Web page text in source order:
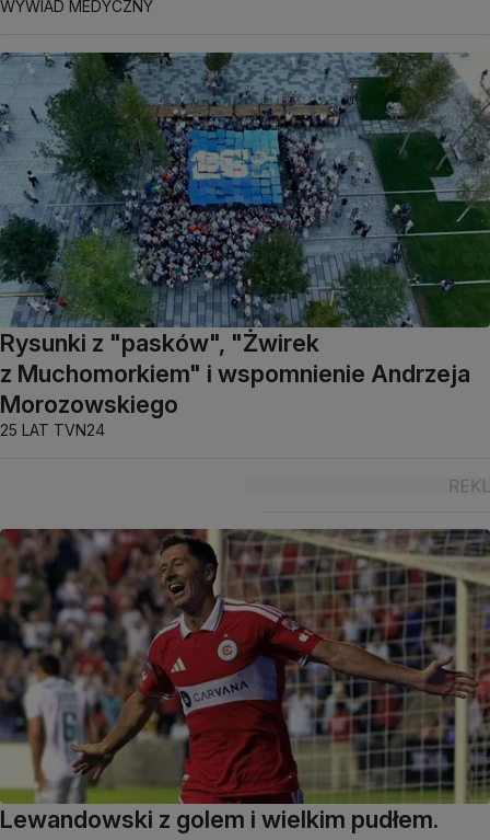
WYWIAD MEDYCZNY
Rysunki z "pasków", "Żwirek
z Muchomorkiem" i wspomnienie Andrzeja
Morozowskiego
25 LAT TVN24
Lewandowski z golem i wielkim pudłem.